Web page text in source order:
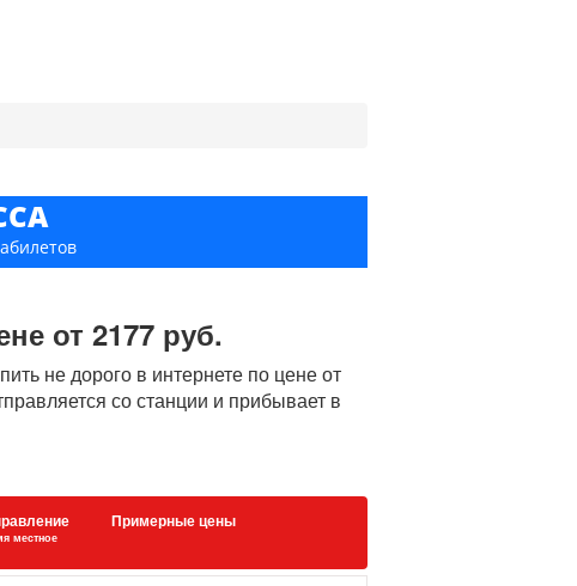
от 2177 руб.
не дорого в интернете по цене от
со станции и прибывает в
местное
Примерные цены